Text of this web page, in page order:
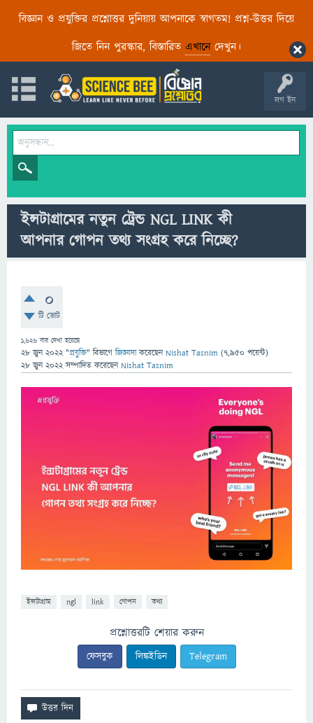
বিজ্ঞান ও প্রযুক্তির প্রশ্নোত্তর দুনিয়ায় আপনাকে স্বাগতম! প্রশ্ন-উত্তর দিয়ে
জিতে নিন পুরস্কার, বিস্তারিত এখানেদেখুন।
লগ ইন
ইন্সটাগ্রামের নতুন ট্রেন্ড NGL LINK কী
আপনার গোপন তথ্য সংগ্রহ করে নিচ্ছে?
0
টি ভোট
1,626 বার দেখা হয়েছে
28 জুন 2022 "প্রযুক্তি" বিভাগে জিজ্ঞাসাকরেছেনNishat Tasnim (7,950 পয়েন্ট)
28 জুন 2022 সম্পাদিত করেছেনNishat Tasnim
ইন্সটাগ্রাম ngl link গোপন তথ্য
প্রশ্নোত্তরটি শেয়ার করুন
ফেসবুক লিঙ্কইডিন Telegram